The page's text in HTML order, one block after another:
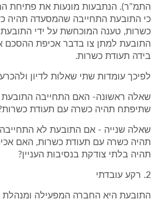
התמ"ר). הנתבעות מונעות את פתיחת
כי התובעת התחייבה שהמסעדה תהיה
כשרות, טענה המוכחשת על ידי התובעת
התובעת למתן צו בדבר אכיפת ההסכם
בידה תעודת כשרות.
לפיכך עומדות שתי שאלות לדיון
שאלה ראשונה- האם התחייבה
שתיפתח תהיה כשרה עם תעודת
שאלה שנייה - אם התובעת לא
תהיה כשרה עם תעודת כשרות, האם
תהיה בלתי צודקת בנסיבות העניין?
2. רקע עובדתי
התובעת היא החברה המפעילה